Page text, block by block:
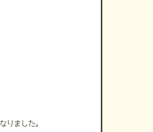
りました。